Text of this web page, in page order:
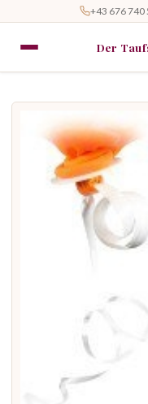
+43 676 740
Der